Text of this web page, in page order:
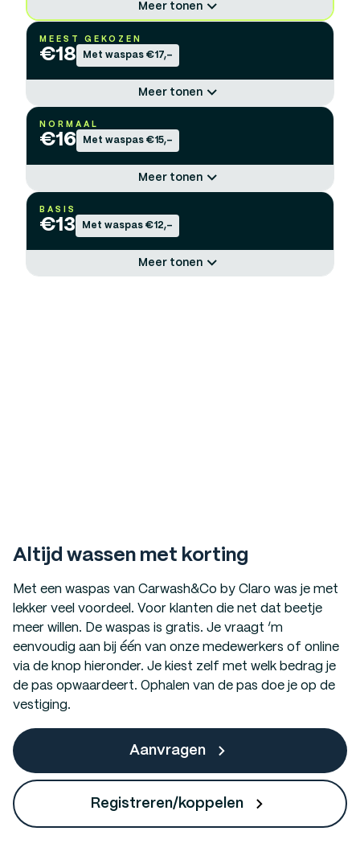
Meer tonen
MEEST GEKOZEN
€18 Met waspas €17,-
Meer tonen
NORMAAL
€16 Met waspas €15,-
Meer tonen
BASIS
€13 Met waspas €12,-
Meer tonen
Altijd wassen met korting
Met een waspas van Carwash&Co by Claro was je met
lekker veel voordeel. Voor klanten die net dat beetje
meer willen. De waspas is gratis. Je vraagt ‘m
eenvoudig aan bij één van onze medewerkers of online
via de knop hieronder. Je kiest zelf met welk bedrag je
de pas opwaardeert. Ophalen van de pas doe je op de
vestiging.
Aanvragen
Registreren/koppelen